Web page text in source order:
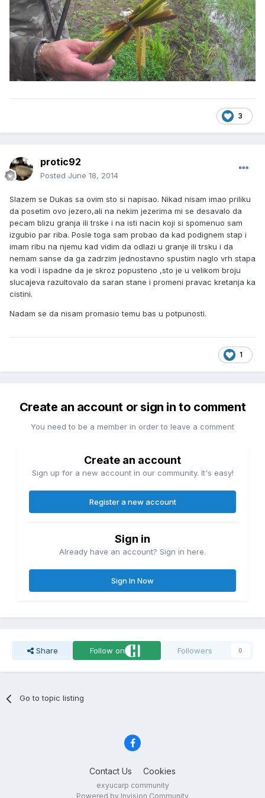
3
protic92
Posted June 18, 2014
Slazem se Dukas sa ovim sto si napisao. Nikad nisam imao priliku
da posetim ovo jezero,ali na nekim jezerima mi se desavalo da
pecam blizu granja ili trske i na isti nacin koji si spomenuo sam
izgubio par riba. Posle toga sam probao da kad podignem stap i
imam ribu na njemu kad vidim da odlazi u granje ili trsku i da
nemam sanse da ga zadrzim jednostavno spustim naglo vrh stapa
ka vodi i ispadne da je skroz popusteno ,sto je u velikom broju
slucajeva razultovalo da saran stane i promeni pravac kretanja ka
cistini.
Nadam se da nisam promasio temu bas u potpunosti.
1
Create an account or sign in to comment
You need to be a member in order to leave a comment
Create an account
Sign up for a new account in our community. It's easy!
Register a new account
Sign in
Already have an account? Sign in here.
Sign In Now
Share Follow on Followers 0
Go to topic listing
Contact Us Cookies
exyucarp community
Powered by Invision Community